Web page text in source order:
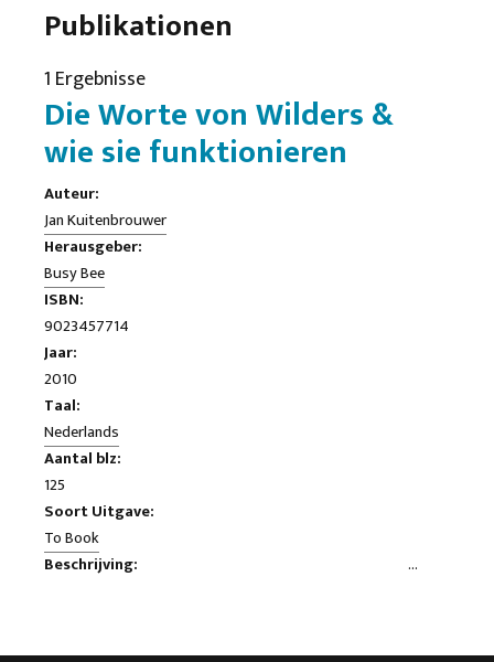
Publikationen
1 Ergebnisse
Die Worte von Wilders &
wie sie funktionieren
Auteur:
Jan Kuitenbrouwer
Herausgeber:
Busy Bee
ISBN:
9023457714
Jaar:
2010
Taal:
Nederlands
Aantal blz:
125
Soort Uitgave:
To Book
Beschrijving: